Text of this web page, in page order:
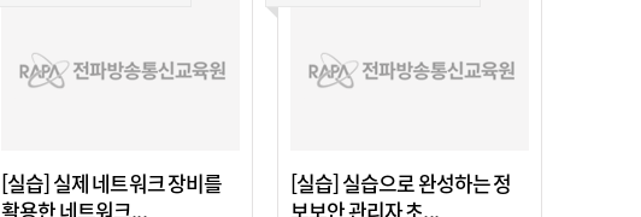
[실습] 실제 네트워크 장비를
활용한 네트워크...
[실습] 실습으로 완성하는 정
보보안 관리자 초...